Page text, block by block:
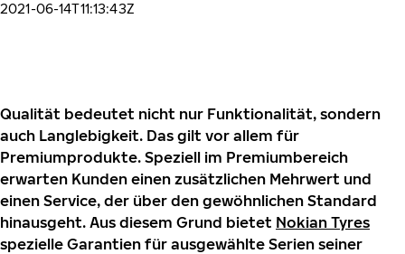
2021-06-14T11:13:43Z
Qualität bedeutet nicht nur Funktionalität, sondern
auch Langlebigkeit. Das gilt vor allem für
Premiumprodukte. Speziell im Premiumbereich
erwarten Kunden einen zusätzlichen Mehrwert und
einen Service, der über den gewöhnlichen Standard
hinausgeht. Aus diesem Grund bietet Nokian Tyres
spezielle Garantien für ausgewählte Serien seiner